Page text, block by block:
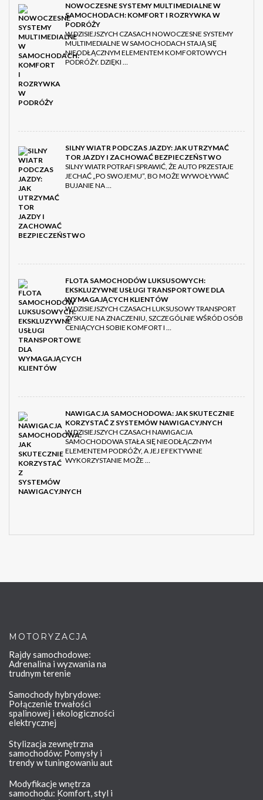
NOWOCZESNE SYSTEMY MULTIMEDIALNE W
SAMOCHODACH: KOMFORT I ROZRYWKA W
PODRÓŻY
W DZISIEJSZYCH CZASACH NOWOCZESNE SYSTEMY
MULTIMEDIALNE W SAMOCHODACH STAJĄ SIĘ
NIEODŁĄCZNYM ELEMENTEM KOMFORTOWYCH
PODRÓŻY. DZIĘKI …
SILNY WIATR PODCZAS JAZDY: JAK UTRZYMAĆ
TOR JAZDY I ZACHOWAĆ BEZPIECZEŃSTWO
SILNY WIATR POTRAFI SPRAWIĆ, ŻE AUTO PRZESTAJE
JECHAĆ „PO SWOJEMU”, BO MOŻE WYWOŁYWAĆ
BUJANIE NA …
FLOTA SAMOCHODÓW LUKSUSOWYCH:
EKSKLUZYWNE USŁUGI TRANSPORTOWE DLA
WYMAGAJĄCYCH KLIENTÓW
W DZISIEJSZYCH CZASACH LUKSUSOWY TRANSPORT
ZYSKUJE NA ZNACZENIU, SZCZEGÓLNIE WŚRÓD OSÓB
CENIĄCYCH SOBIE KOMFORT I …
NAWIGACJA SAMOCHODOWA: JAK SKUTECZNIE
KORZYSTAĆ Z SYSTEMÓW NAWIGACYJNYCH
W DZISIEJSZYCH CZASACH NAWIGACJA
SAMOCHODOWA STAŁA SIĘ NIEODŁĄCZNYM
ELEMENTEM PODRÓŻY, A JEJ EFEKTYWNE
WYKORZYSTANIE MOŻE …
MOTORYZACJA
Rajdy samochodowe:
Adrenalina i wyzwania na
trudnym terenie
Samochody hybrydowe:
Połączenie trwałości
spalinowej i ekologiczności
elektrycznej
Stylizacja zewnętrzna
samochodów: Pomysły i
trendy w tuningowaniu aut
Modyfikacje wnętrza
samochodu: Komfort, styl i